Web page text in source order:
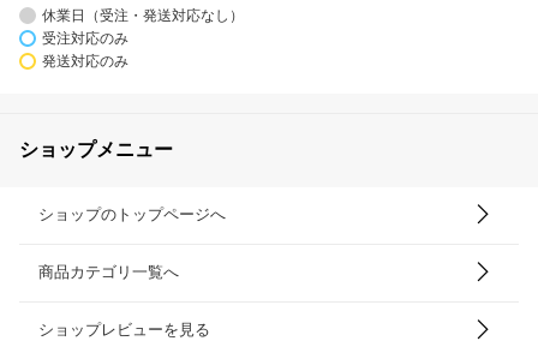
休業日（受注・発送対応なし）
受注対応のみ
発送対応のみ
ショップメニュー
ショップのトップページへ
商品カテゴリ一覧へ
ショップレビューを見る